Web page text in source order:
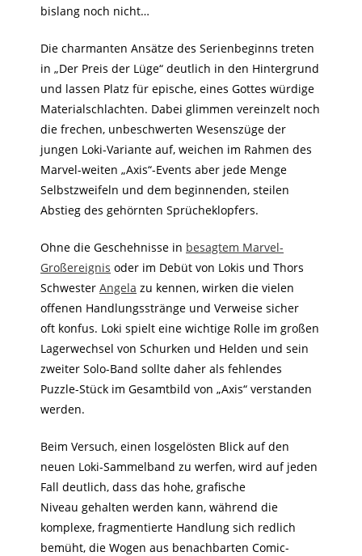
bislang noch nicht…
Die charmanten Ansätze des Serienbeginns treten
in „Der Preis der Lüge“ deutlich in den Hintergrund
und lassen Platz für epische, eines Gottes würdige
Materialschlachten. Dabei glimmen vereinzelt noch
die frechen, unbeschwerten Wesenszüge der
jungen Loki-Variante auf, weichen im Rahmen des
Marvel-weiten „Axis“-Events aber jede Menge
Selbstzweifeln und dem beginnenden, steilen
Abstieg des gehörnten Sprücheklopfers.
Ohne die Geschehnisse in besagtem Marvel-
Großereignis oder im Debüt von Lokis und Thors
Schwester Angela zu kennen, wirken die vielen
offenen Handlungsstränge und Verweise sicher
oft konfus. Loki spielt eine wichtige Rolle im großen
Lagerwechsel von Schurken und Helden und sein
zweiter Solo-Band sollte daher als fehlendes
Puzzle-Stück im Gesamtbild von „Axis“ verstanden
werden.
Beim Versuch, einen losgelösten Blick auf den
neuen Loki-Sammelband zu werfen, wird auf jeden
Fall deutlich, dass das hohe, grafische
Niveau gehalten werden kann, während die
komplexe, fragmentierte Handlung sich redlich
bemüht, die Wogen aus benachbarten Comic-